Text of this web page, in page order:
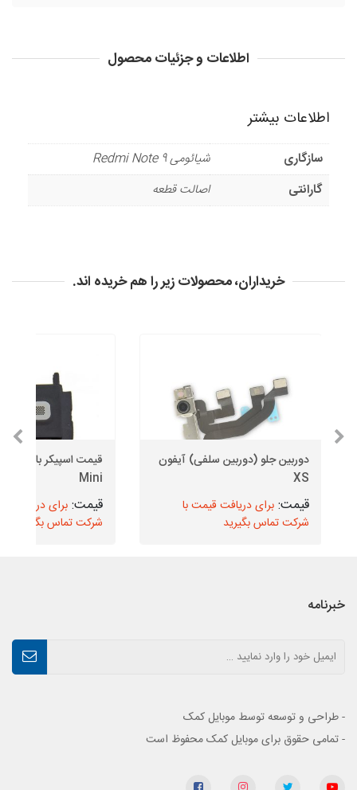
اطلاعات و جزئیات محصول
اطلاعات بیشتر
سازگاری
شیائومی Redmi Note 9
گارانتی
اصالت قطعه
خریداران، محصولات زیر را هم خریده اند.
دوربین جلو (دوربین سلفی) آیفون
XS
برای دریافت قیمت با
شرکت تماس بگیرید
Mini
برای دریافت
شرکت تماس بگیرید
خبرنامه
- طراحی و توسعه توسط موبایل کمک
- تمامی حقوق برای موبایل کمک محفوظ است